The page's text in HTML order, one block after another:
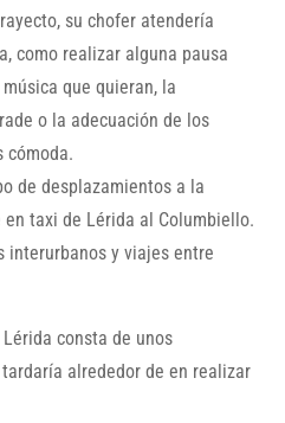
su chofer atendería
como realizar alguna pausa
que quieran, la
o la adecuación de los
cómoda.
de desplazamientos a la
taxi de Lérida al Columbiello.
interurbanos y viajes entre
consta de unos
alrededor de en realizar